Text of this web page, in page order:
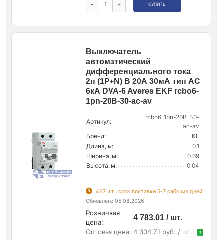
- + КУПИТЬ
Выключатель
автоматический
дифференциального тока
2п (1P+N) B 20А 30мА тип AC
6кА DVA-6 Averes EKF rcbo6-
1pn-20B-30-ac-av
Артикул:
rcbo6-1pn-20B-30-
ac-av
Бренд:
EKF
Длина, м:
0.1
Ширина, м:
0.09
Высота, м:
0.04
467 шт., срок поставки 5-7 рабочих дней
Обновлено 05.08.2026
Розничная
цена:
4 783.01 / шт.
Оптовая цена: 4 304.71 руб. / шт. !